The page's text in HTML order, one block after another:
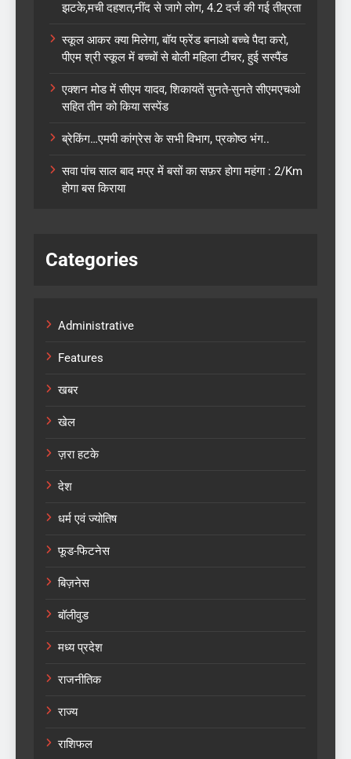
झटके,मची दहशत,नींद से जागे लोग, 4.2 दर्ज की गई तीव्रता
स्कूल आकर क्या मिलेगा, बॉय फ्रेंड बनाओ बच्चे पैदा करो,
पीएम श्री स्कूल में बच्चों से बोली महिला टीचर, हुई सस्पैंड
एक्शन मोड में सीएम यादव, शिकायतें सुनते-सुनते सीएमएचओ
सहित तीन को किया सस्पेंड
ब्रेकिंग…एमपी कांग्रेस के सभी विभाग, प्रकोष्ठ भंग..
सवा पांच साल बाद मप्र में बसों का सफ़र होगा महंगा : 2/Km
होगा बस किराया
Categories
Administrative
Features
खबर
खेल
ज़रा हटके
देश
धर्म एवं ज्योतिष
फूड-फिटनेस
बिज़नेस
बॉलीवुड
मध्य प्रदेश
राजनीतिक
राज्य
राशिफल